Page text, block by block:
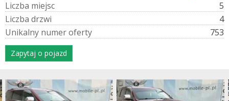
Liczba miejsc
5
Liczba drzwi
4
Unikalny numeroferty 753
Zapytaj o pojazd